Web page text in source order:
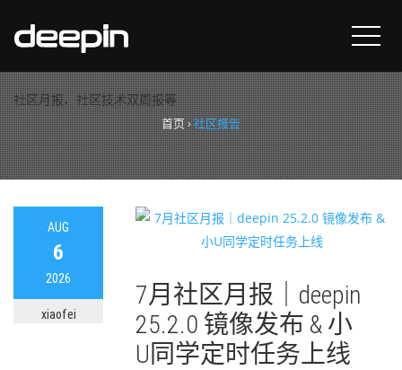
分类：
社区月报、社区技术双周报等
首页 ›社区报告
AUG
6
2026
xiaofei
7月社区月报｜deepin
25.2.0 镜像发布 & 小
U同学定时任务上线